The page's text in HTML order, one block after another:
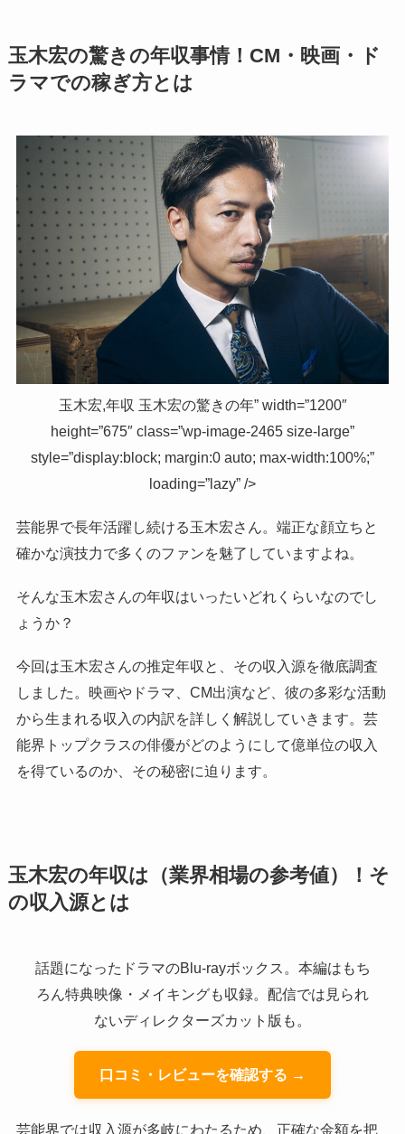
玉木宏の驚きの年収事情！CM・映画・ド
ラマでの稼ぎ方とは
玉木宏,年収 玉木宏の驚きの年” width=”1200″
height=”675″ class=”wp-image-2465 size-large”
style=”display:block; margin:0 auto; max-width:100%;”
loading=”lazy” />
芸能界で長年活躍し続ける玉木宏さん。端正な顔立ちと
確かな演技力で多くのファンを魅了していますよね。
そんな玉木宏さんの年収はいったいどれくらいなのでし
ょうか？
今回は玉木宏さんの推定年収と、その収入源を徹底調査
しました。映画やドラマ、CM出演など、彼の多彩な活動
から生まれる収入の内訳を詳しく解説していきます。芸
能界トップクラスの俳優がどのようにして億単位の収入
を得ているのか、その秘密に迫ります。
玉木宏の年収は（業界相場の参考値）！そ
の収入源とは
話題になったドラマのBlu-rayボックス。本編はもち
ろん特典映像・メイキングも収録。配信では見られ
ないディレクターズカット版も。
口コミ・レビューを確認する →
芸能界では収入源が多岐にわたるため、正確な金額を把